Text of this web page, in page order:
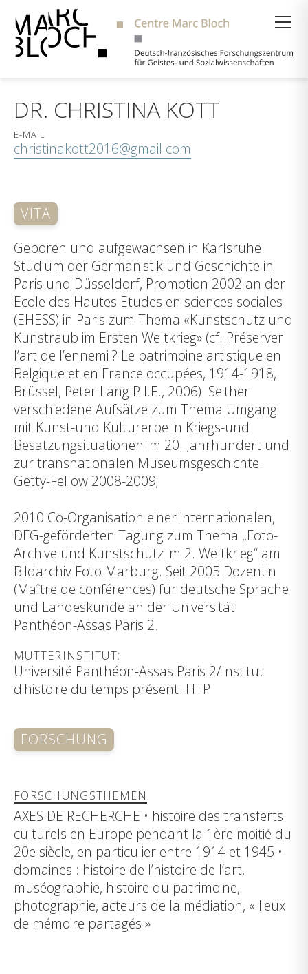
DR. CHRISTINA KOTT
E-MAIL
christinakott2016@gmail.com
VITA
Geboren und aufgewachsen in Karlsruhe.
Studium der Germanistik und Geschichte in
Paris und Düsseldorf, Promotion 2002 an der
Ecole des Hautes Etudes en sciences sociales
(EHESS) in Paris zum Thema «Kunstschutz und
Kunstraub im Ersten Weltkrieg» (cf. Préserver
l’art de l’ennemi ? Le patrimoine artistique en
Belgique et en France occupées, 1914-1918,
Brüssel, Peter Lang P.I.E., 2006). Seither
verschiedene Aufsätze zum Thema Umgang
mit Kunst-und Kulturerbe in Kriegs-und
Besatzungsituationen im 20. Jahrhundert und
zur transnationalen Museumsgeschichte.
Getty-Fellow 2008-2009;
2010 Co-Organisation einer internationalen,
DFG-geförderten Tagung zum Thema „Foto-
Archive und Kunstschutz im 2. Weltkrieg“ am
Bildarchiv Foto Marburg. Seit 2005 Dozentin
(Maître de conférences) für deutsche Sprache
und Landeskunde an der Universität
Panthéon-Assas Paris 2.
MUTTERINSTITUT:
Université Panthéon-Assas Paris 2/Institut
d'histoire du temps présent IHTP
FORSCHUNG
FORSCHUNGSTHEMEN
AXES DE RECHERCHE • histoire des transferts
culturels en Europe pendant la 1ère moitié du
20e siècle, en particulier entre 1914 et 1945 •
domaines : histoire de l’histoire de l’art,
muséographie, histoire du patrimoine,
photographie, acteurs de la médiation, « lieux
de mémoire partagés »